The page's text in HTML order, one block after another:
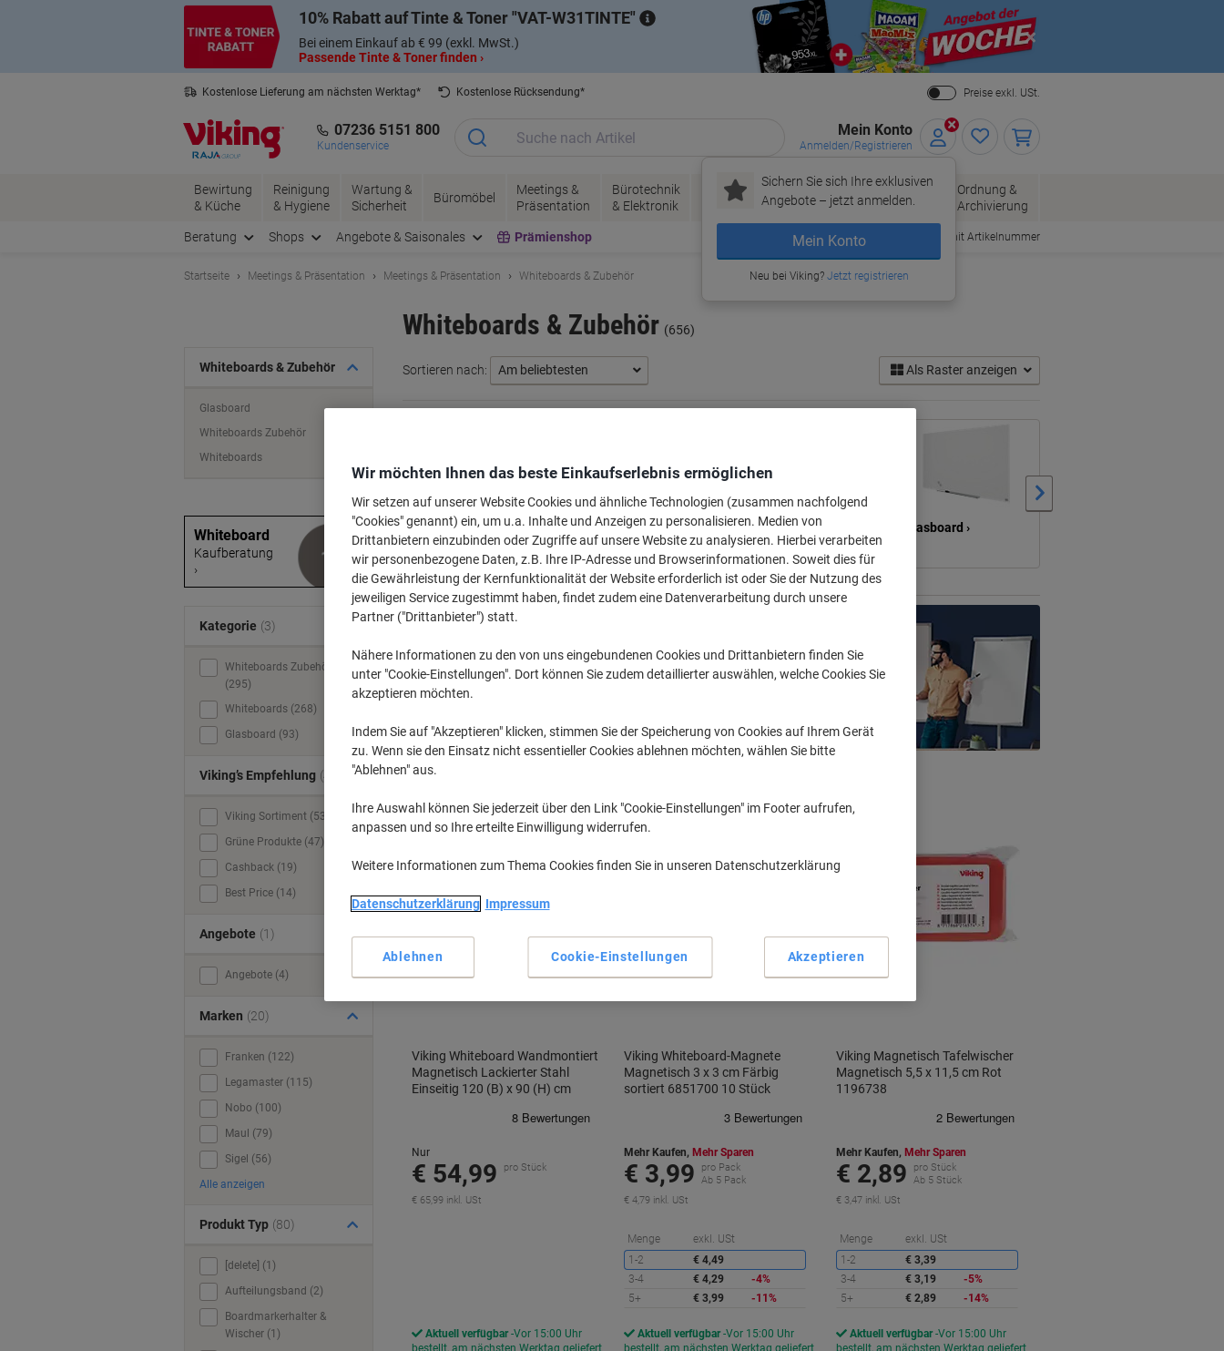
10% Rabatt auf Tinte & Toner VAT-W31TINTE
Bei einem Einkauf ab € 99 (exkl. MwSt.)
Passende Tinte & Toner finden ›
Close
Kostenlose Lieferung am nächsten Werktag*
Kostenlose Rücksendung*
Preise exkl. USt.
07236 5151 800
Kundenservice
Mein Konto
Anmelden/Registrieren
Sichern Sie sich Ihre exklusiven
Angebote – jetzt anmelden.
Mein Konto
Neu bei Viking?Jetzt registrieren
Bewirtung
& Küche
Reinigung
& Hygiene
Wartung &
Sicherheit
Büromöbel
Meetings &
Präsentation
Bürotechnik
& Elektronik
Tinte &
Toner
Papier, Versand
& Pakete
Bürobedarf
Ordnung &
Archivierung
Beratung Shops Angebote & Saisonales Prämienshop Bestellen mit Artikelnummer
Startseite Meetings & Präsentation Meetings & Präsentation Whiteboards & Zubehör
Whiteboards & Zubehör (656)
Sortieren nach: Als Raster anzeigen
Whiteboards ›
Whiteboards
Zubehör ›
Magnetisch › Glasboard ›
›
PRICE
Inkl.
Viking Whiteboard Wandmontiert
Magnetisch Lackierter Stahl
Einseitig 120 (B) x 90 (H) cm
Nur
€ 54,99 pro Stück
€ 65,99 inkl. USt
Aktuell verfügbar Vor 15:00 Uhr
bestellt, am nächsten Werktag geliefert
PRICE
Viking Whiteboard-Magnete
Magnetisch 3 x 3 cm Färbig
sortiert 6851700 10 Stück
Mehr Kaufen, Mehr Sparen
€ 3,99
pro Pack
Ab 5 Pack
€ 4,79 inkl. USt
Menge exkl. USt
sparen
1-2
€ 4,49
3-4
€ 4,29
-4%
5+
€ 3,99 -11%
Aktuell verfügbar Vor 15:00 Uhr
bestellt, am nächsten Werktag geliefert
PRICE
Viking Magnetisch Tafelwischer
Magnetisch 5,5 x 11,5 cm Rot
1196738
Mehr Kaufen, Mehr Sparen
€ 2,89
pro Stück
Ab 5 Stück
€ 3,47 inkl. USt
Menge exkl. USt
1-2
€ 3,39
3-4
€ 3,19
-5%
5+
€ 2,89 -14%
Aktuell verfügbar Vor 15:00 Uhr
bestellt, am nächsten Werktag geliefert
Kategorie (3)
Whiteboards Zubehör
(295)
Whiteboards (268)
Glasboard (93)
Viking’s Empfehlung (4)
Viking Sortiment (53)
Grüne Produkte (47)
Cashback (19)
Best Price (14)
Angebote (1)
Angebote (4)
Marken (20)
Franken (122)
Legamaster (115)
Nobo (100)
Maul (79)
Sigel (56)
Alle anzeigen
Produkt Typ (80)
[delete] (1)
Aufteilungsband (2)
Boardmarkerhalter &
Wischer (1)
Whiteboards & Zubehör
Glasboard
Whiteboards Zubehör
Whiteboards
Whiteboard
Kaufberatung
›
Wir möchten Ihnen das beste Einkaufserlebnis ermöglichen
Wir setzen auf unserer Website Cookies und ähnliche Technologien (zusammen nachfolgend
"Cookies" genannt) ein, um u.a. Inhalte und Anzeigen zu personalisieren. Medien von
Drittanbietern einzubinden oder Zugriffe auf unsere Website zu analysieren. Hierbei verarbeiten
wir personenbezogene Daten, z.B. Ihre IP-Adresse und Browserinformationen. Soweit dies für
die Gewährleistung der Kernfunktionalität der Website erforderlich ist oder Sie der Nutzung des
jeweiligen Service zugestimmt haben, findet zudem eine Datenverarbeitung durch unsere
Partner ("Drittanbieter") statt.
Nähere Informationen zu den von uns eingebundenen Cookies und Drittanbietern finden Sie
unter "Cookie-Einstellungen". Dort können Sie zudem detaillierter auswählen, welche Cookies Sie
akzeptieren möchten.
Indem Sie auf "Akzeptieren" klicken, stimmen Sie der Speicherung von Cookies auf Ihrem Gerät
zu. Wenn sie den Einsatz nicht essentieller Cookies ablehnen möchten, wählen Sie bitte
"Ablehnen" aus.
Ihre Auswahl können Sie jederzeit über den Link "Cookie-Einstellungen" im Footer aufrufen,
anpassen und so Ihre erteilte Einwilligung widerrufen.
Weitere Informationen zum Thema Cookies finden Sie in unseren Datenschutzerklärung
Datenschutzerklärung Impressum
Cookie-Einstellungen
Ablehnen Akzeptieren